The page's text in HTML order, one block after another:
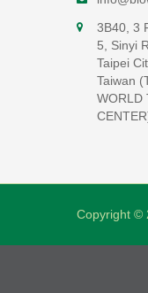
3B40, 3
5, Sinyi
Taipei
Taiwan
WORLD
Copyright ©